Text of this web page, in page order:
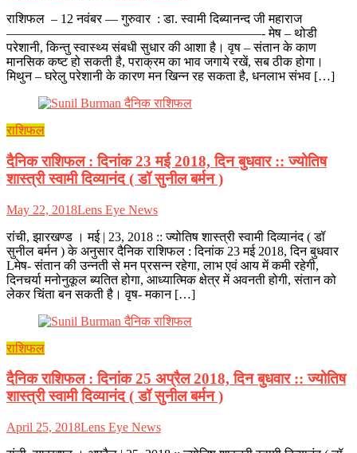
राशिफल – 12 नवंबर — गुरुवार : डा. स्वामी दिब्यानन्द जी महाराज
————————————————————- मेष – थोडी
परेशानी, किन्तु स्वास्थ्य संबधी सुधार की आशा है। वृष – संतान के काण
मानसिक कष्ट हो सकती है, पराक्रम का भाव जगाये रखें, सब ठीक होगा।
मिथुन – घरेलु परेशानी के कारण मन खिन्न रह सकता है, धनलाभ संभव […]
राशिफल
दैनिक राशिफल : दिनांक 23 मई 2018, दिन बुधवार :: ज्योतिष
शास्त्री स्वामी दिव्यानंद ( डॉ सुनील बर्मन )
May 22, 2018Lens Eye News
रांची, झारखण्ड । मई | 23, 2018 :: ज्योतिष शास्त्री स्वामी दिव्यानंद ( डॉ
सुनील बर्मन ) के अनुसार दैनिक राशिफल : दिनांक 23 मई 2018, दिन बुधवार
Lमेष- संतान की उन्नती से मन प्रसन्न रहेगा, लाभ एवं आय में कमी रहेगी,
दिनचर्या मनोनुकूल ब्यतित होगा, आध्यात्मिक क्षेत्र में अवनती होगी, संतान को
लेकर चिंता बन सकती है। वृष- मकान […]
राशिफल
दैनिक राशिफल : दिनांक 25 अप्रैल 2018, दिन बुधवार :: ज्योतिष
शास्त्री स्वामी दिव्यानंद ( डॉ सुनील बर्मन )
April 25, 2018Lens Eye News